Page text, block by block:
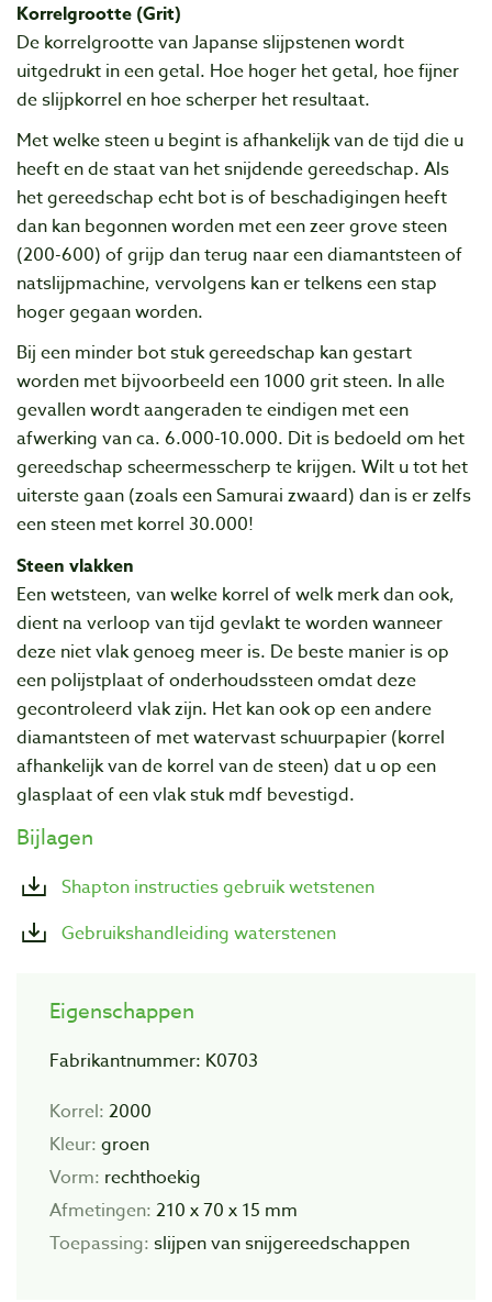
Korrelgrootte (Grit)
De korrelgrootte van Japanse slijpstenen wordt
uitgedrukt in een getal. Hoe hoger het getal, hoe fijner
de slijpkorrel en hoe scherper het resultaat.
Met welke steen u begint is afhankelijk van de tijd die u
heeft en de staat van het snijdende gereedschap. Als
het gereedschap echt bot is of beschadigingen heeft
dan kan begonnen worden met een zeer grove steen
(200-600) of grijp dan terug naar een diamantsteen of
natslijpmachine, vervolgens kan er telkens een stap
hoger gegaan worden.
Bij een minder bot stuk gereedschap kan gestart
worden met bijvoorbeeld een 1000 grit steen. In alle
gevallen wordt aangeraden te eindigen met een
afwerking van ca. 6.000-10.000. Dit is bedoeld om het
gereedschap scheermesscherp te krijgen. Wilt u tot het
uiterste gaan (zoals een Samurai zwaard) dan is er zelfs
een steen met korrel 30.000!
Steen vlakken
Een wetsteen, van welke korrel of welk merk dan ook,
dient na verloop van tijd gevlakt te worden wanneer
deze niet vlak genoeg meer is. De beste manier is op
een polijstplaat of onderhoudssteen omdat deze
gecontroleerd vlak zijn. Het kan ook op een andere
diamantsteen of met watervast schuurpapier (korrel
afhankelijk van de korrel van de steen) dat u op een
glasplaat of een vlak stuk mdf bevestigd.
Bijlagen
Shapton instructies gebruik wetstenen
Gebruikshandleiding waterstenen
Eigenschappen
Fabrikantnummer: K0703
Korrel: 2000
Kleur: groen
Vorm: rechthoekig
Afmetingen: 210 x 70 x 15 mm
Toepassing: slijpen van snijgereedschappen